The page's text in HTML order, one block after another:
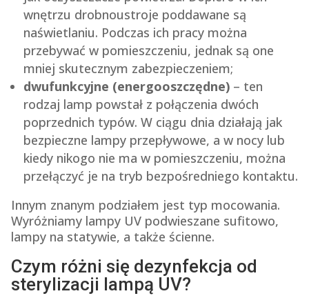
wnętrzu drobnoustroje poddawane są
naświetlaniu. Podczas ich pracy można
przebywać w pomieszczeniu, jednak są one
mniej skutecznym zabezpieczeniem;
dwufunkcyjne (energooszczędne)– ten
rodzaj lamp powstał z połączenia dwóch
poprzednich typów. W ciągu dnia działają jak
bezpieczne lampy przepływowe, a w nocy lub
kiedy nikogo nie ma w pomieszczeniu, można
przełączyć je na tryb bezpośredniego kontaktu.
Innym znanym podziałem jest typ mocowania.
Wyróżniamy lampy UV podwieszane sufitowo,
lampy na statywie, a także ścienne.
Czym różni się dezynfekcja od
sterylizacji lampą UV?